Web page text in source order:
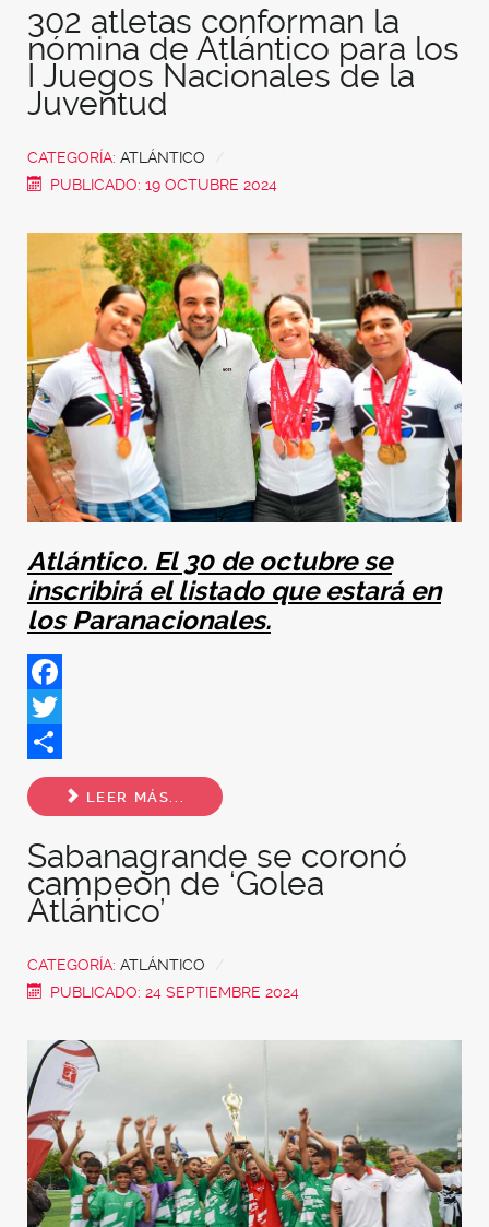
302 atletas conforman la
nómina de Atlántico para los
I Juegos Nacionales de la
Juventud
CATEGORÍA: ATLÁNTICO
PUBLICADO: 19 OCTUBRE 2024
Atlántico. El 30 de octubre se
inscribirá el listado que estará en
los Paranacionales.
Facebook
Twitter
Share
LEER MÁS...
Sabanagrande se coronó
campeón de ‘Golea
Atlántico’
CATEGORÍA: ATLÁNTICO
PUBLICADO: 24 SEPTIEMBRE 2024